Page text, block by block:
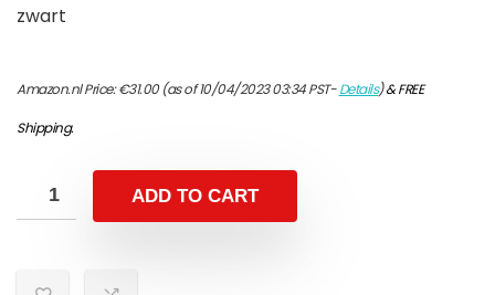
zwart
Amazon.nl Price:€31.00(as of 10/04/2023 03:34 PST-Details)&FREE
Shipping.
ADD TO CART